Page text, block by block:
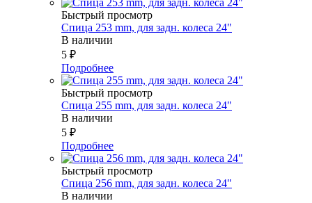
Быстрый просмотр
Спица 253 mm, для задн. колеса 24"
В наличии
5 ₽
Подробнее
Быстрый просмотр
Спица 255 mm, для задн. колеса 24"
В наличии
5 ₽
Подробнее
Быстрый просмотр
Спица 256 mm, для задн. колеса 24"
В наличии